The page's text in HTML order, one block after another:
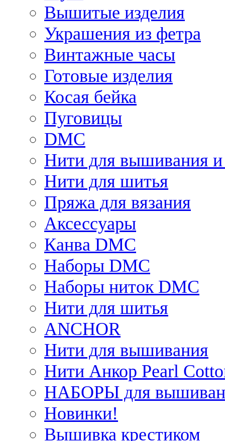
Вышитые изделия
Украшения из фетра
Винтажные часы
Готовые изделия
Косая бейка
Пуговицы
DMC
Нити для вышивания и
Нити для шитья
Пряжа для вязания
Аксессуары
Канва DMC
Наборы DMC
Наборы ниток DMC
Нити для шитья
ANCHOR
Нити для вышивания
Нити Анкор Pearl
НАБОРЫ для
Новинки!
Вышивка крестиком